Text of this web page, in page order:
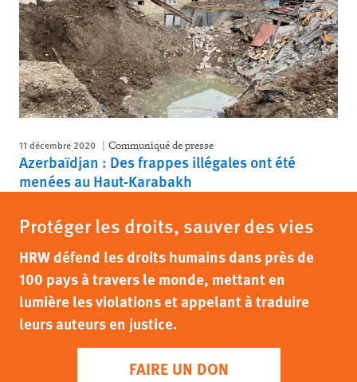
11 décembre 2020 Communiqué de presse
Azerbaïdjan : Des frappes illégales ont été
menées au Haut-Karabakh
Protéger les droits, sauver des vies
HRW défend les droits humains dans près de
100 pays à travers le monde, mettant en
lumière les violations et appelant à traduire
leurs auteurs en justice.
FAIRE UN DON